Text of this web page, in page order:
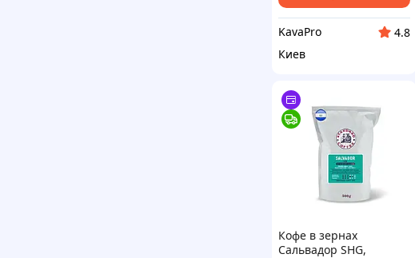
KavaPro
4.8
Киев
Кофе в зернах
Сальвадор SHG,